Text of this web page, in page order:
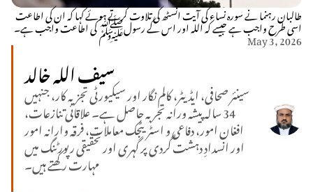
طالبان رہنما نے سورہ نساء کی آیت انسٹھ کی تلاوت کرتے ہوئے کہا کہ ان کی اطاعت
اسی طرح واجب ہے جیسے کہ اللہ اور اس کے رسولﷺ کی اطاعت واجب ہے۔
May 3, 2026
سیف اللہ خالد
سینئر صحافی، ایڈیٹر، کالم نگار اور سیکیورٹی تجزیہ کار، جنہیں
34 سالہ پیشہ ورانہ تجربہ حاصل ہے۔ علاقائی تنازعات،
افغان امور، دفاعی و اسٹریٹجک معاملات، فرقہ وارانہ امور
اور انسدادِ دہشت گردی پر گہری اور تحقیقی رپورٹنگ میں
مہارت رکھتے ہیں۔